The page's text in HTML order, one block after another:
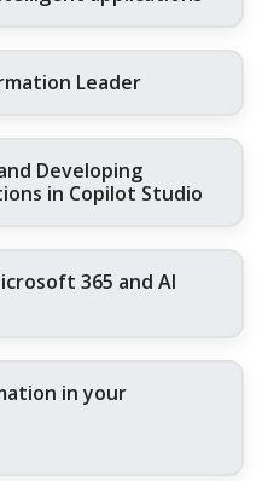
Leader
Developing
in Copilot Studio
365 and AI
in your